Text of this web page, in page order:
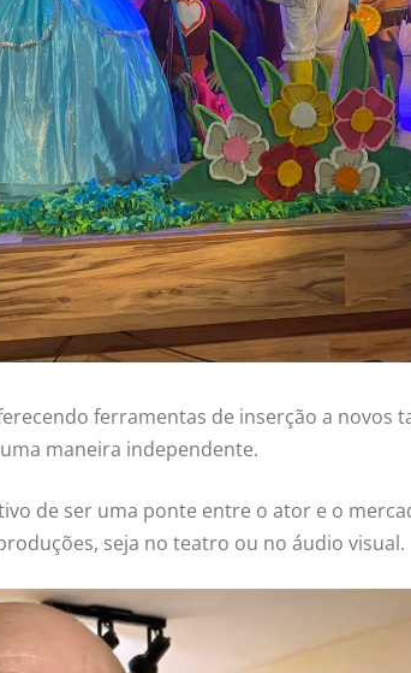
ferramentas de inserção a novos
maneira independente.
de ser uma ponte entre o ator e o
seja no teatro ou no áudio visual.